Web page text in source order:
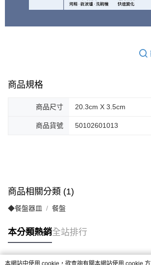
商品規格
商品尺寸 20.3cm X 3.5cm
商品貨號 50102601013
商品相關分類 (1)
◆餐盤器皿 餐盤
本分類熱銷全站排行
本網站中使用 cookie，欲查詢有關本網站使用 cookie